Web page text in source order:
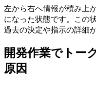
左から右へ情報が積み上
になった状態です。この
過去の決定や指示の詳細
開発作業でトー
原因